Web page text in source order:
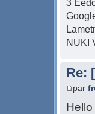
3
NUKI
Re:
par
Hello